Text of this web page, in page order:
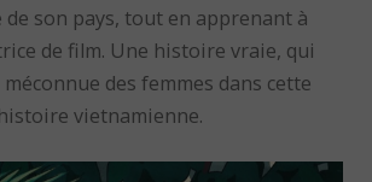
de son pays, tout en apprenant à
de film. Une histoire vraie, qui
des femmes dans cette
vietnamienne.